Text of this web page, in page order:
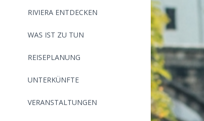
RIVIERA ENTDECKEN
WAS IST ZU TUN
REISEPLANUNG
UNTERKÜNFTE
VERANSTALTUNGEN